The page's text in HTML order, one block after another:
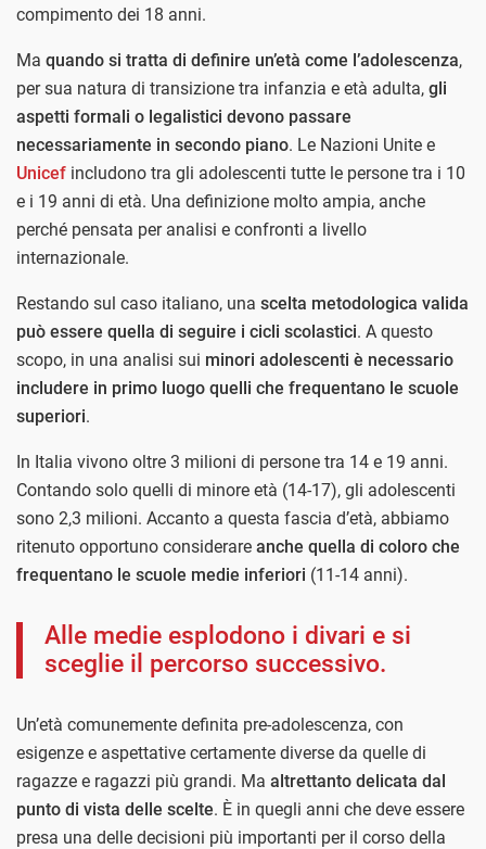
compimento dei 18 anni.
Ma quando si tratta di definire un’età come l’adolescenza,
per sua natura di transizione tra infanzia e età adulta, gli
aspetti formali o legalistici devono passare
necessariamente in secondo piano. Le Nazioni Unite e
Unicef includono tra gli adolescenti tutte le persone tra i 10
e i 19 anni di età. Una definizione molto ampia, anche
perché pensata per analisi e confronti a livello
internazionale.
Restando sul caso italiano, una scelta metodologica valida
può essere quella di seguire i cicli scolastici. A questo
scopo, in una analisi sui minori adolescenti è necessario
includere in primo luogo quelli che frequentano le scuole
superiori.
In Italia vivono oltre 3 milioni di persone tra 14 e 19 anni.
Contando solo quelli di minore età (14-17), gli adolescenti
sono 2,3 milioni. Accanto a questa fascia d’età, abbiamo
ritenuto opportuno considerare anche quella di coloro che
frequentano le scuole medie inferiori (11-14 anni).
Alle medie esplodono i divari e si
sceglie il percorso successivo.
Un’età comunemente definita pre-adolescenza, con
esigenze e aspettative certamente diverse da quelle di
ragazze e ragazzi più grandi. Ma altrettanto delicata dal
punto di vista delle scelte. È in quegli anni che deve essere
presa una delle decisioni più importanti per il corso della